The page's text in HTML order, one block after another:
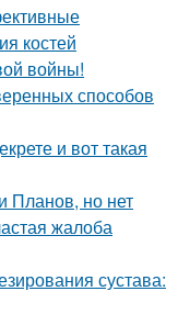
костей
войны!
способов
и вот такая
Планов, но нет
жалоба
сустава: